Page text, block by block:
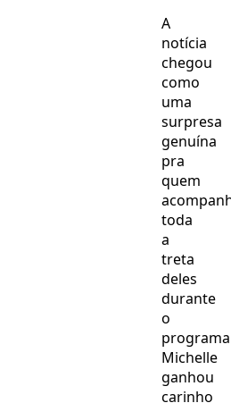
A
notícia
chegou
como
uma
surpresa
genuína
pra
quem
toda
a
treta
deles
durante
o
Michelle
ganhou
carinho